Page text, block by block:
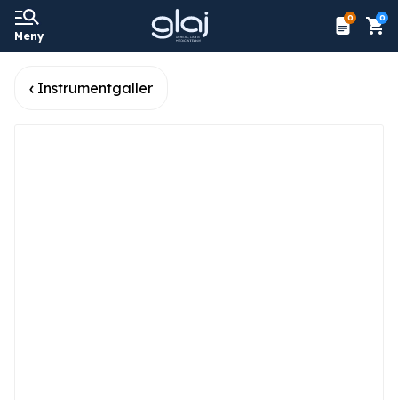
Meny
0 0
Instrumentgaller